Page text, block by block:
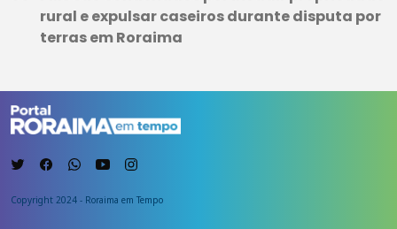
rural e expulsar caseiros durante disputa por
terras em Roraima
Copyright 2024 - Roraima em Tempo